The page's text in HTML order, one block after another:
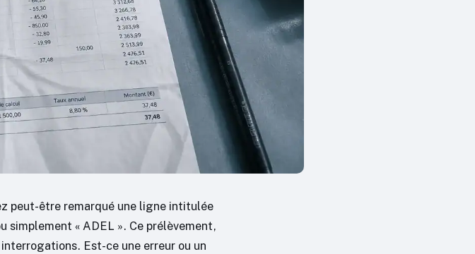
peut-être remarqué une ligne intitulée
simplement « ADEL ». Ce prélèvement,
Est-ce une erreur ou un